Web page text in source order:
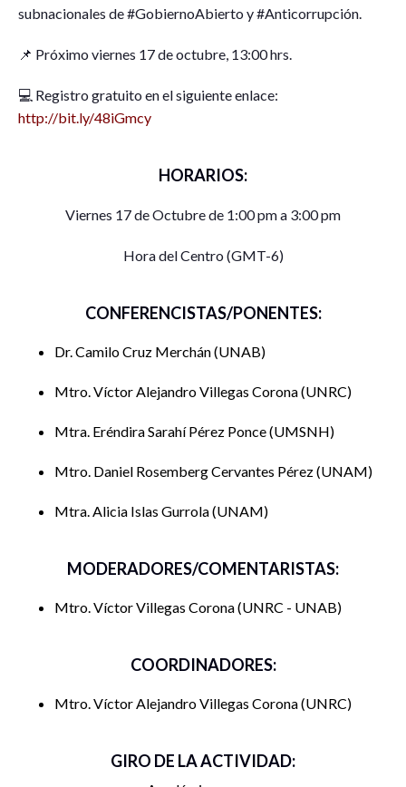
subnacionales de #GobiernoAbierto y #Anticorrupción.
📌 Próximo viernes 17 de octubre, 13:00 hrs.
💻 Registro gratuito en el siguiente enlace:
http://bit.ly/48iGmcy
HORARIOS:
Viernes 17 de Octubre de 1:00 pm a 3:00 pm
Hora del Centro (GMT-6)
CONFERENCISTAS/PONENTES:
Dr. Camilo Cruz Merchán UNAB
Mtro. Víctor Alejandro Villegas Corona UNRC
Mtra. Eréndira Sarahí Pérez Ponce UMSNH
Mtro. Daniel Rosemberg Cervantes Pérez UNAM
Mtra. Alicia Islas Gurrola UNAM
MODERADORES/COMENTARISTAS:
Mtro. Víctor Villegas Corona UNRC - UNAB
COORDINADORES:
Mtro. Víctor Alejandro Villegas Corona UNRC
GIRO DE LA ACTIVIDAD: